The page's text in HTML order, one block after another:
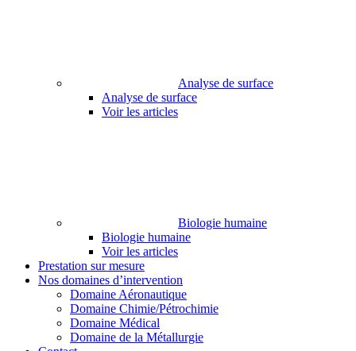
Analyse de surface
Analyse de surface
Voir les articles
Biologie humaine
Biologie humaine
Voir les articles
Prestation sur mesure
Nos domaines d’intervention
Domaine Aéronautique
Domaine Chimie/Pétrochimie
Domaine Médical
Domaine de la Métallurgie